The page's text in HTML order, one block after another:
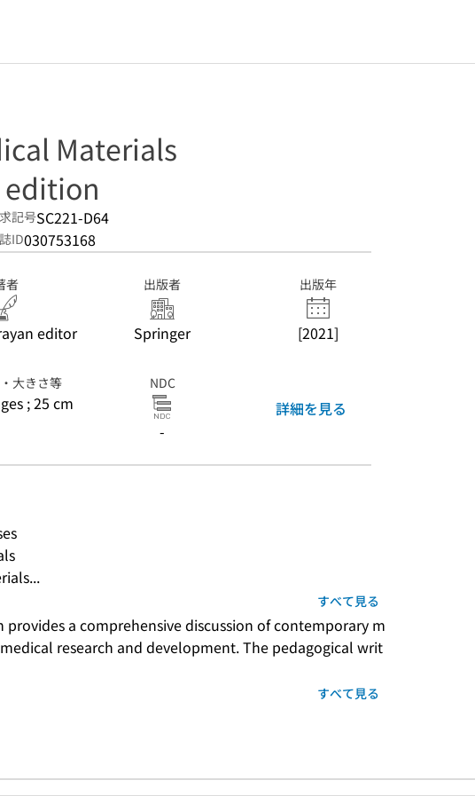
Materials
edition
記号SC221-D64
ID030753168
者
editor
出版者
Springer
出版年
[2021]
大きさ等
; 25 cm
NDC
-
詳細を見る
すべて見る
provides a comprehensive discussion of contemporary m
research and development. The pedagogical writ
すべて見る